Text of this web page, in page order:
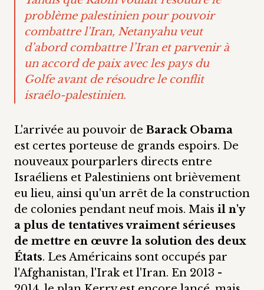
problème palestinien pour pouvoir
combattre l'Iran, Netanyahu veut
d’abord combattre l’Iran et parvenir à
un accord de paix avec les pays du
Golfe avantde résoudre le conflit
israélo-palestinien.
L'arrivée au pouvoir de Barack Obama
est certes porteuse de grands espoirs. De
nouveaux pourparlers directs entre
Israéliens et Palestiniens ont brièvement
eu lieu, ainsi qu'un arrêt de la construction
de colonies pendant neuf mois. Mais il n'y
a plus de tentatives vraiment sérieuses
de mettre en œuvre la solution des deux
États. Les Américains sont occupés par
l'Afghanistan, l'Irak et l'Iran. En 2013 -